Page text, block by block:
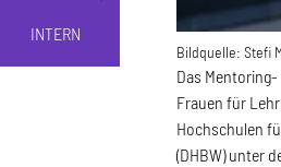
INTERN
Bildquelle: Stefi
Das
Frauen für
Hochschulen
(DHBW) unter